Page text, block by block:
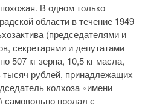
В одном только
области в течение 1949
(председателями и
секретарями и депутатами
507 кг зерна, 10,5 кг масла,
тысяч рублей, принадлежащих
колхоза «имени
самовольно продал с